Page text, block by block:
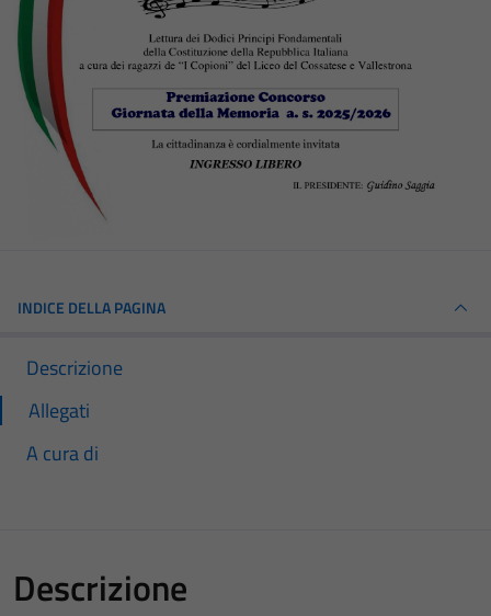
INDICE DELLA PAGINA
Descrizione
Allegati
A cura di
Descrizione